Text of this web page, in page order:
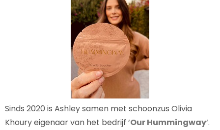
Sinds 2020 is Ashley samen met schoonzus Olivia
Khoury eigenaar van het bedrijf ‘Our Hummingway‘.